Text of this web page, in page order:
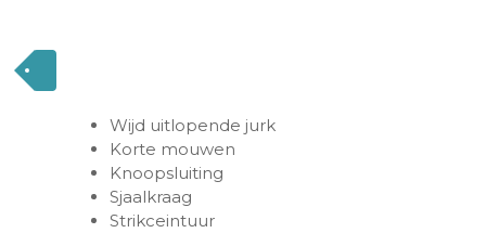
Wijd uitlopende jurk
Korte mouwen
Knoopsluiting
Sjaalkraag
Strikceintuur